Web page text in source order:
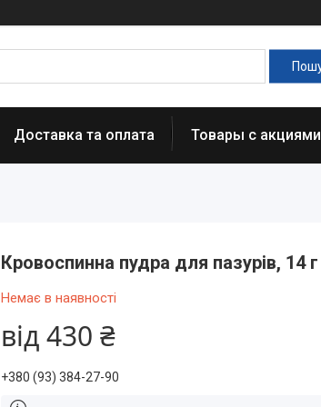
Доставка та оплата Товары с акциями
Кровоспинна пудра для пазурів, 14 г
Немає в наявності
від430 ₴
+380 (93) 384-27-90